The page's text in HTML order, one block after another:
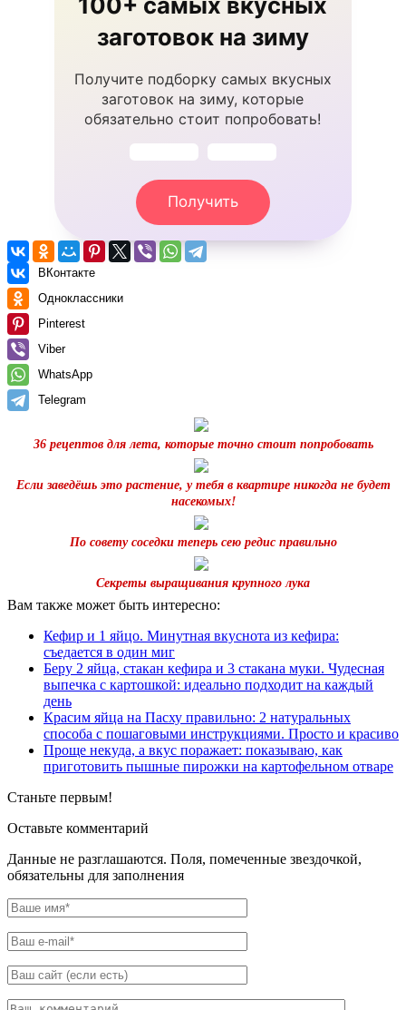
заготовок на зиму
Получите подборку самых вкусных
заготовок на зиму, которые
обязательно стоит попробовать!
Получить
ВКонтакте
Одноклассники
Pinterest
Viber
WhatsApp
Telegram
36 рецептов для лета, которые точно стоит попробовать
Если заведёшь это растение, у тебя в квартире никогда не будет
насекомых!
По совету соседки теперь сею редис правильно
Секреты выращивания крупного лука
Вам также может быть интересно:
Кефир и 1 яйцо. Минутная вкуснота из кефира:
съедается в один миг
Беру 2 яйца, стакан кефира и 3 стакана муки. Чудесная
выпечка с картошкой: идеально подходит на каждый
день
Красим яйца на Пасху правильно: 2 натуральных
способа с пошаговыми инструкциями. Просто и красиво
Проще некуда, а вкус поражает: показываю, как
приготовить пышные пирожки на картофельном отваре
Станьте первым!
Оставьте комментарий
Данные не разглашаются. Поля, помеченные звездочкой,
обязательны для заполнения